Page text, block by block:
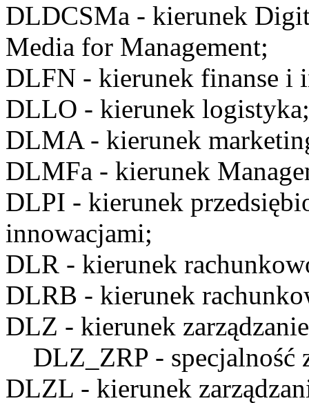
DLDCSMa - kierunek
Media for Management;
DLFN - kierunek finanse i
DLLO - kierunek logistyka;
DLMA- kierunek
DLMFa - kierunek
DLPI - kierunek
innowacjami;
DLR - kierunek
DLRB - kierunek
DLZ - kierunek
DLZ_ZRP - specjalność
DLZL - kierunek